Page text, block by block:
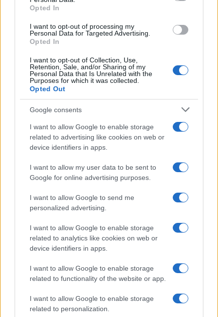
Opted In
I want to opt-out of processing my
Personal Data for Targeted Advertising.
Opted In
I want to opt-out of Collection, Use,
Retention, Sale, and/or Sharing of my
Personal Data that Is Unrelated with the
Purposes for which it was collected.
Opted Out
Google consents
I want to allow Google to enable storage
related to advertising like cookies on web or
device identifiers in apps.
I want to allow my user data to be sent to
Google for online advertising purposes.
I want to allow Google to send me
personalized advertising.
I want to allow Google to enable storage
related to analytics like cookies on web or
device identifiers in apps.
I want to allow Google to enable storage
related to functionality of the website or app.
I want to allow Google to enable storage
related to personalization.
Cresci, investi, prospera ogni giorno. Money news,
investimenti, mutui, prestiti e credito.
SEZIONI
Money News
Investimenti
Mutui
Prestiti
Credito
MAGAZINE
Contattaci
Cookie Policy
Note legali
money365.it è una proprietà di AdHub Media S.r.l. — REA 2729933
Copyright © 2026 · Edito da AdHub Media — Italia
I contenuti sono curati dalla redazione con il supporto di strumenti digitali e
realizzati in collaborazione con autori indipendenti.